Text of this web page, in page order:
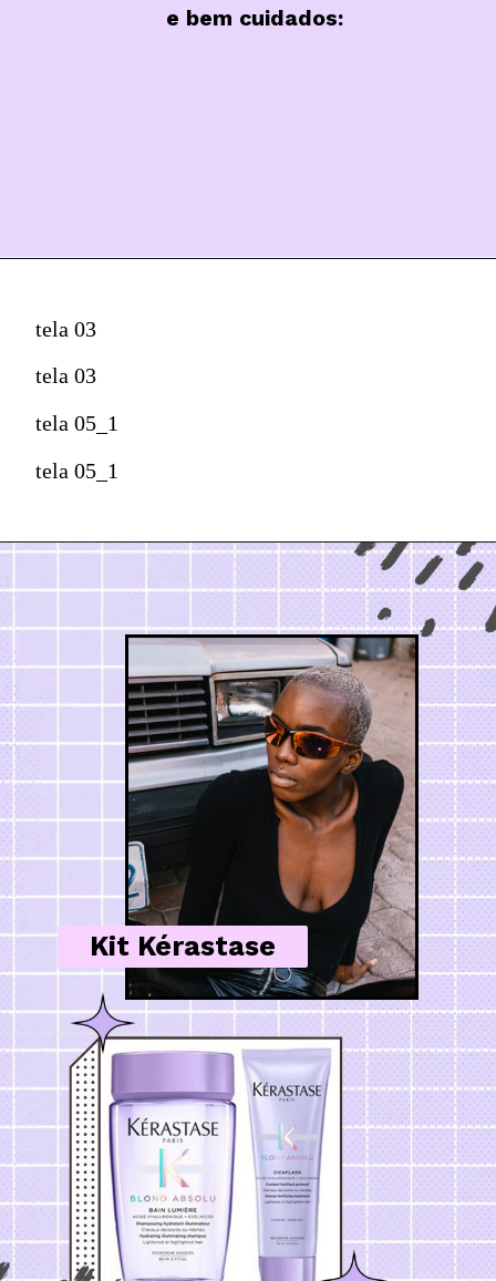
e bem cuidados:
tela 03
tela 03
tela 05_1
tela 05_1
Kit Kérastase